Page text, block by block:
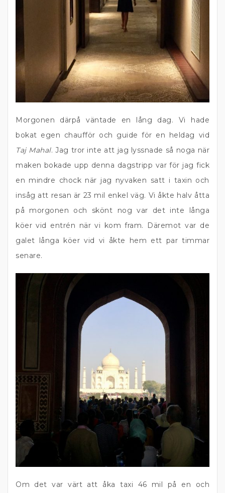
Morgonen därpå väntade en lång dag. Vi hade
bokat egen chaufför och guide för en heldag vid
Taj Mahal. Jag tror inte att jag lyssnade så noga när
maken bokade upp denna dagstripp var för jag fick
en mindre chock när jag nyvaken satt i taxin och
insåg att resan är 23 mil enkel väg. Vi åkte halv åtta
på morgonen och skönt nog var det inte långa
köer vid entrén när vi kom fram. Däremot var de
galet långa köer vid vi åkte hem ett par timmar
senare.
Om det var värt att åka taxi 46 mil på en och